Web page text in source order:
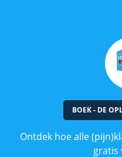
BOEK - DE
Ontdek hoe alle
gratis